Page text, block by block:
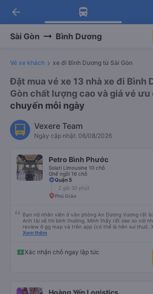
Tải app Vexere ngay!
Nhận ưu đãi thành viên độc
Tải app Vexere
-30k/ghế khi đặt vé máy bay
arrow_back
Sài Gòn Bình Dương
Vé xe khách xe đi Bình Dương từ Sài Gòn
Đặt mua vé xe 13 nhà xe đi Bình
Gòn chất lượng cao và giá vé ưu
chuyến mỗi ngày
Vexere Team
Ngày cập nhật: 06/08/2026
Petro Bình Phước
Solati Limousine 10 chỗ
Ghế ngồi 16 chỗ
Quận 5
2 giờ 30 phút
Phú Giáo
Bạn nữ nhân viên ở văn phòng An Dương Vương rất
Anh tài xế thì bình thường. Mình thấy rất oke so với
review ở gg map và trên app (có thể là hên xui thui).
hay không thì cũng ko rõ tại mình say xe nên ngủ ko à
Xem thêm
Xác nhận chỗ ngay lập tức
Hoàng Yến Logistics